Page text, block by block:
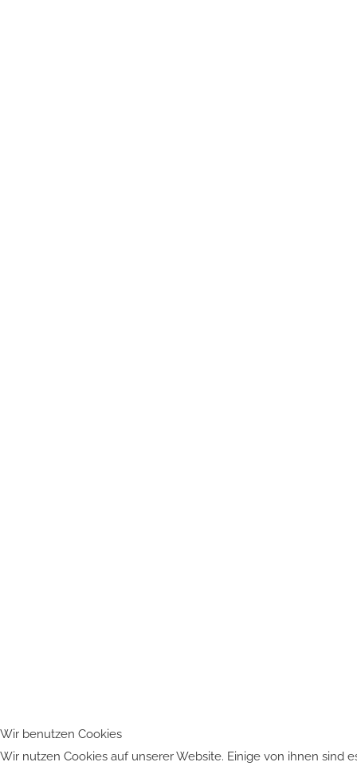
Wir benutzen Cookies
Wir nutzen Cookies auf unserer Website. Einige von ihnen sind